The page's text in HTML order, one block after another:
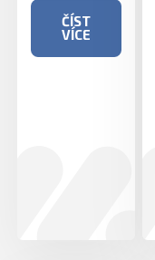
ČÍST
VÍCE